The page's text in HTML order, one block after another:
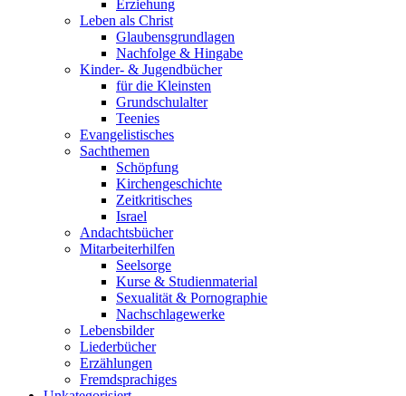
Erziehung
Leben als Christ
Glaubensgrundlagen
Nachfolge & Hingabe
Kinder- & Jugendbücher
für die Kleinsten
Grundschulalter
Teenies
Evangelistisches
Sachthemen
Schöpfung
Kirchengeschichte
Zeitkritisches
Israel
Andachtsbücher
Mitarbeiterhilfen
Seelsorge
Kurse & Studienmaterial
Sexualität & Pornographie
Nachschlagewerke
Lebensbilder
Liederbücher
Erzählungen
Fremdsprachiges